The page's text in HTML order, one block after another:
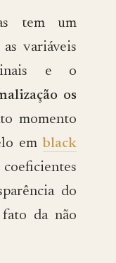
tem um
variáveis
e o
os
momento
em black
do
da não